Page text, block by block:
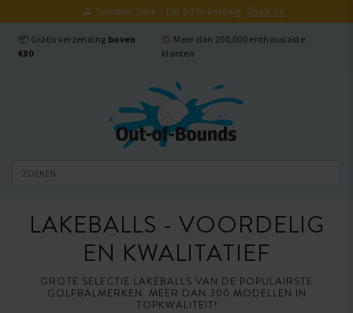
⛳ Summer Sale – tot 50% korting. Shop nu
📦 Gratis verzending boven
€80
Meer dan 200.000 enthousiaste
klanten
LAKEBALLS - VOORDELIG
EN KWALITATIEF
GROTE SELECTIE LAKEBALLS VAN DE POPULAIRSTE
GOLFBALMERKEN. MEER DAN 300 MODELLEN IN
TOPKWALITEIT!